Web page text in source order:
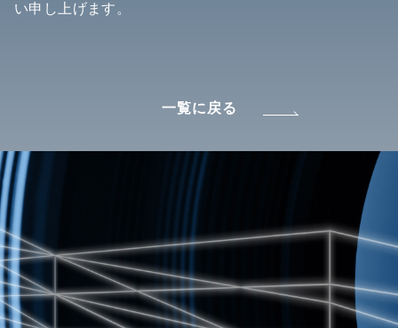
い申し上げます。
一覧に戻る